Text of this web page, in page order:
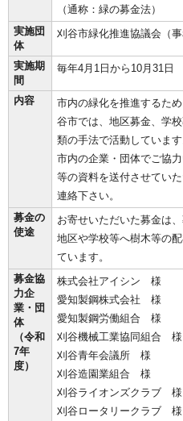
（通称：緑の募金法）
実施団
体
刈谷市緑化推進協議会（事
実施期
間
毎年4月1日から10月31日
内容
市内の緑化を推進するた
谷市では、地区募金、学
類の手法で活動しています
市内の企業・団体でご協
等の資料を送付させてい
連絡下さい。
募金の
使途
お寄せいただいた募金は
地区や学校等へ樹木等の
ています。
募金協
力企
業・団
体
（令和
7年
度）
株式会社アイシン 様
愛知製鋼株式会社 様
愛知製鋼労働組合 様
刈谷機械工業協同組合 様
刈谷青年会議所 様
刈谷造園業組合 様
刈谷ライオンズクラブ 様
刈谷ロータリークラブ 様